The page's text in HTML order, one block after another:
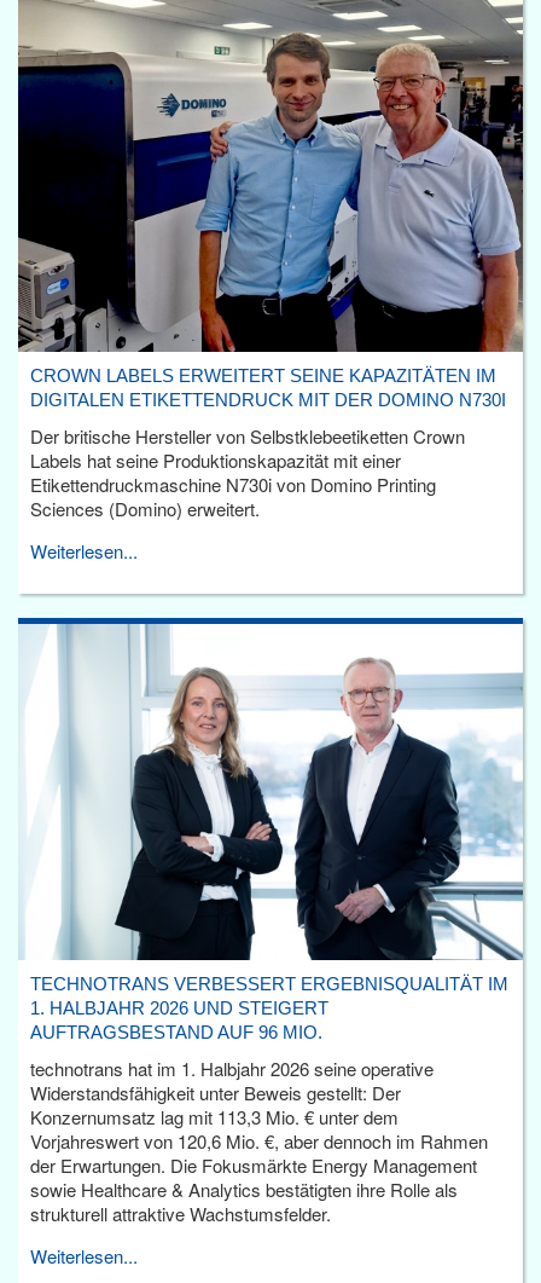
CROWN LABELS ERWEITERT SEINE KAPAZITÄTEN IM
DIGITALEN ETIKETTENDRUCK MIT DER DOMINO N730I
Der britische Hersteller von Selbstklebeetiketten Crown
Labels hat seine Produktionskapazität mit einer
Etikettendruckmaschine N730i von Domino Printing
Sciences (Domino) erweitert.
Weiterlesen...
TECHNOTRANS VERBESSERT ERGEBNISQUALITÄT IM
1. HALBJAHR 2026 UND STEIGERT
AUFTRAGSBESTAND AUF 96 MIO.
technotrans hat im 1. Halbjahr 2026 seine operative
Widerstandsfähigkeit unter Beweis gestellt: Der
Konzernumsatz lag mit 113,3 Mio. € unter dem
Vorjahreswert von 120,6 Mio. €, aber dennoch im Rahmen
der Erwartungen. Die Fokusmärkte Energy Management
sowie Healthcare & Analytics bestätigten ihre Rolle als
strukturell attraktive Wachstumsfelder.
Weiterlesen...